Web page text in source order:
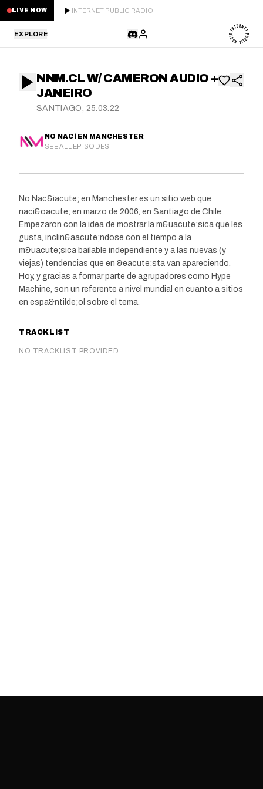
LIVE NOW INTERNET PUBLIC RADIO
EXPLORE
STAFF PICKS
GUESTS
SCHEDULE
NEWS
NNM.CL W/ CAMERON AUDIO +
JANEIRO
SANTIAGO, 25.03.22
NO NACÍ EN MANCHESTER
SEE ALL EPISODES
No Nac&iacute; en Manchester es un sitio web que
naci&oacute; en marzo de 2006, en Santiago de Chile.
Empezaron con la idea de mostrar la m&uacute;sica que les
gusta, inclin&aacute;ndose con el tiempo a la
m&uacute;sica bailable independiente y a las nuevas (y
viejas) tendencias que en &eacute;sta van apareciendo.
Hoy, y gracias a formar parte de agrupadores como Hype
Machine, son un referente a nivel mundial en cuanto a sitios
en espa&ntilde;ol sobre el tema.
TRACKLIST
NO TRACKLIST PROVIDED